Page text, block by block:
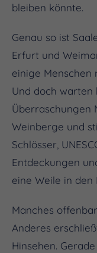
bleiben könnte.
Genau so ist
Erfurt und
einige Menschen
Und doch
Überraschungen
Weinberge und
Schlösser,
Entdeckungen
eine Weile in
Manches
Anderes
Hinsehen.